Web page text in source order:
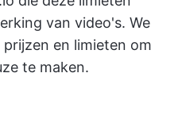
van video's. We
en limieten om
te maken.